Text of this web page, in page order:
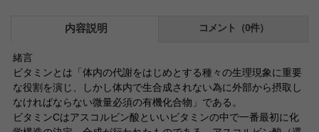
内容説明 コメント（0件）
緒言
ビタミンとは「体内の代謝をはじめとする種々の生理現象に重要
な役割を演じ、しかし体内で生合成されない為に外部から摂取し
なければならない微量必須の有機化合物」である。
ビタミンCはアスコルビン酸といいビタミンの中で一番最初に化